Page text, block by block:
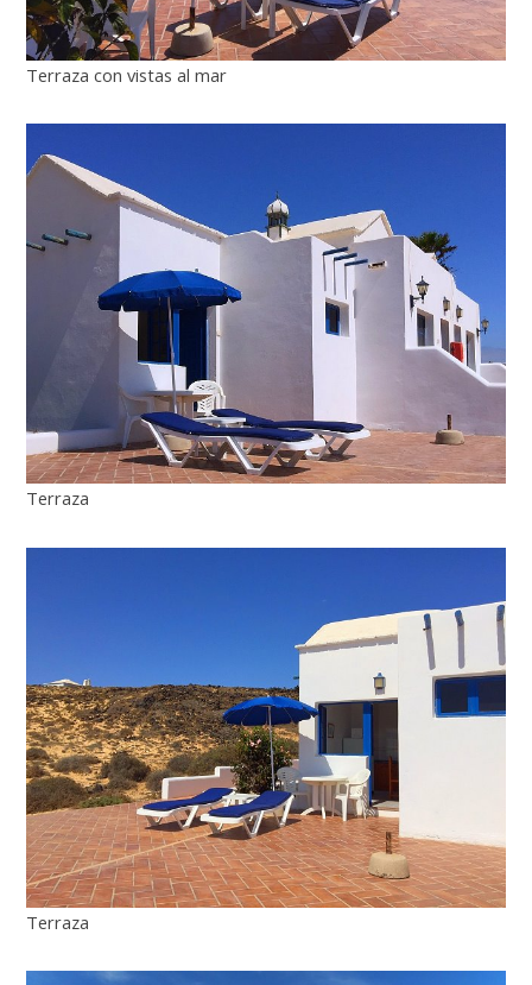
Terraza con vistas al mar
Terraza
Terraza